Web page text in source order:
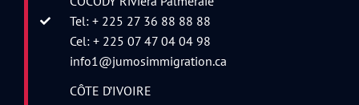
Tel: + 225 27 36 88 88 88
Cel: + 225 07 47 04 04 98
info1@jumosimmigration.ca
CÔTE D’IVOIRE